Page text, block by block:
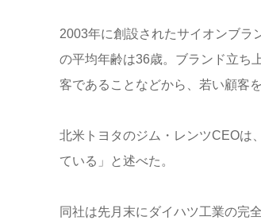
2003年に創設されたサイオンブラ
の平均年齢は36歳。ブランド立ち
客であることなどから、若い顧客
北米トヨタのジム・レンツCEOは
ている」と述べた。
同社は先月末にダイハツ工業の完